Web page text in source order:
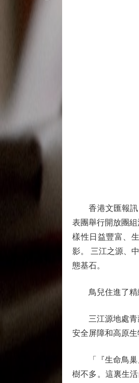
香港文匯報訊（
表團舉行開放團
樣性日益豐富、
影。 三江之源、
態基石。
鳥兒住進了精
三江源地處青藏
安全屏障和高原
「『生命鳥巢』
樹不多。這裏生